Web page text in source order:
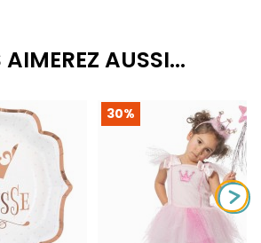
AUSSI...
30%